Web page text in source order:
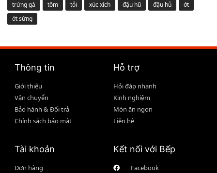
trứng gà
tôm tỏi xúc xích đậu hũ đậu hủ
ớt
ớt sừng
Thông tin
Giới thiệu
Vận chuyển
Bảo hành & Đổi trả
Chính sách bảo mật
Hỗ trợ
Hỏi đáp nhanh
Kinh nghiệm
Món ăn ngon
Liên hệ
Tài khoản
Đơn hàng
Kết nối với Bếp
Facebook